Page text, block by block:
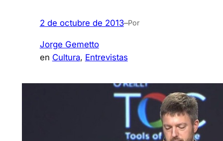
2 de octubre de 2013–Por
Jorge Gemetto
en Cultura, Entrevistas